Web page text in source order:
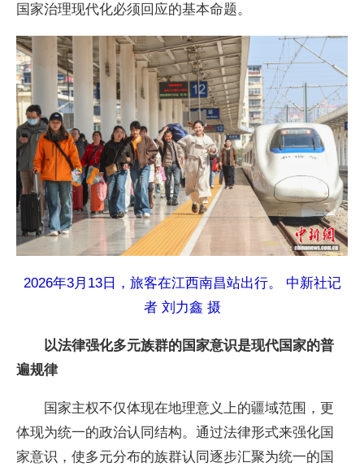
国家治理现代化必须回应的基本命题。
2026年3月13日，旅客在江西南昌站出行。 中新社记
者 刘力鑫 摄
以法律强化多元族群的国家意识是现代国家的普
遍规律
国家主权不仅体现在地理意义上的疆域范围，更
体现为统一的政治认同结构。通过法律形式来强化国
家意识，使多元分布的族群认同逐步汇聚为统一的国